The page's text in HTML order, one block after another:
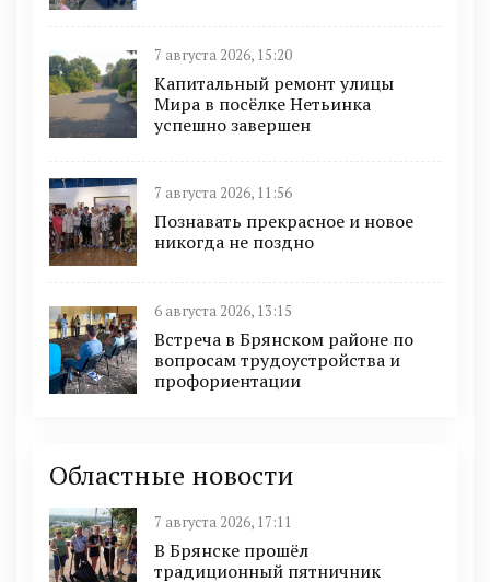
7 августа 2026, 15:20
Капитальный ремонт улицы
Мира в посёлке Нетьинка
успешно завершен
7 августа 2026, 11:56
Познавать прекрасное и новое
никогда не поздно
6 августа 2026, 13:15
Встреча в Брянском районе по
вопросам трудоустройства и
профориентации
Областные новости
7 августа 2026, 17:11
В Брянске прошёл
традиционный пятничник